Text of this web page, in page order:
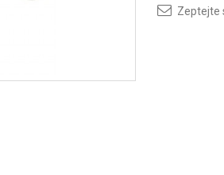
Zeptejte